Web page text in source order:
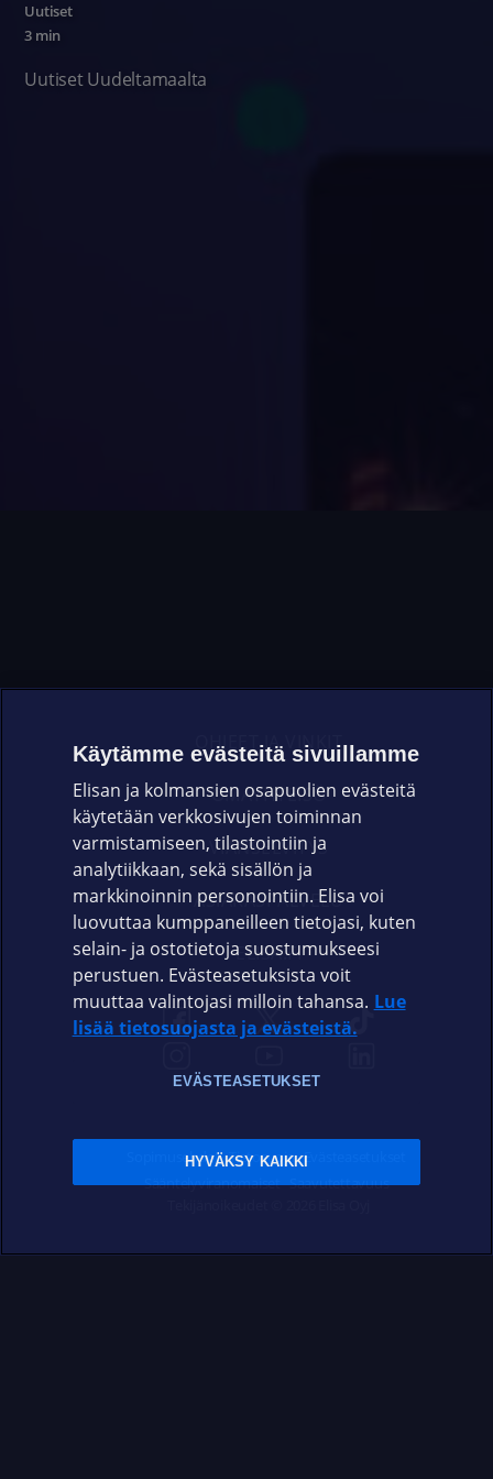
Uutiset
3 min
Uutiset Uudeltamaalta
OHJEET JA VINKIT
OMAYHTEISÖ
VIANSELVITYS
ASIAKASPALVELU
ELISA.FI
Sopimusehdot Tietosuoja Evästeasetukset
Sääntelyviranomaiset Saavutettavuus
Käytämme evästeitä sivuillamme
Elisan ja kolmansien osapuolien evästeitä
käytetään verkkosivujen toiminnan
varmistamiseen, tilastointiin ja
analytiikkaan, sekä sisällön ja
markkinoinnin personointiin. Elisa voi
luovuttaa kumppaneilleen tietojasi, kuten
selain- ja ostotietoja suostumukseesi
perustuen. Evästeasetuksista voit
muuttaa valintojasi milloin tahansa. Lue
lisää tietosuojasta ja evästeistä.
EVÄSTEASETUKSET
HYVÄKSY KAIKKI